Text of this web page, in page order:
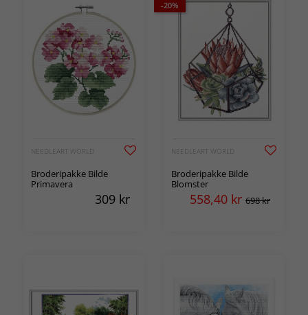
NEEDLEART WORLD
Broderipakke Bilde
Primavera
309 kr
-20%
NEEDLEART WORLD
Broderipakke Bilde
Blomster
558,40 kr 698 kr